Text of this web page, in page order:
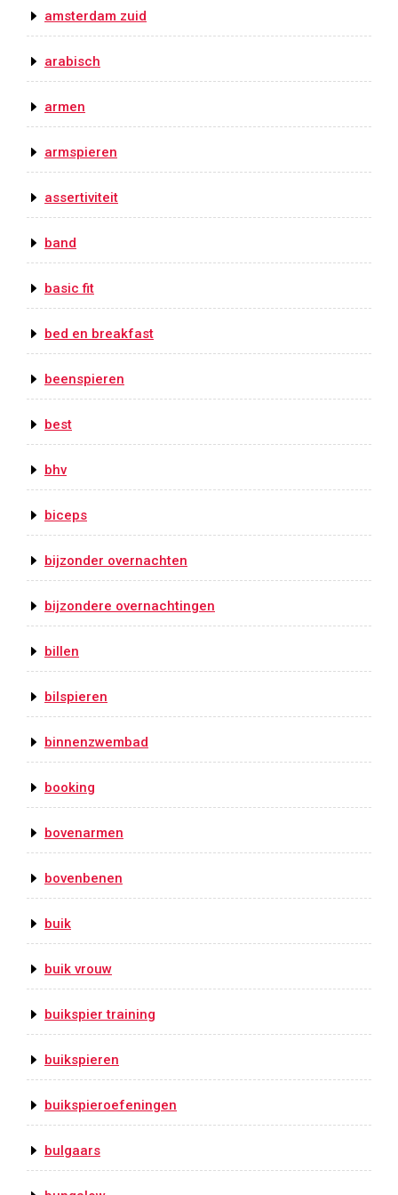
amsterdam zuid
arabisch
armen
armspieren
assertiviteit
band
basic fit
bed en breakfast
beenspieren
best
bhv
biceps
bijzonder overnachten
bijzondere overnachtingen
billen
bilspieren
binnenzwembad
booking
bovenarmen
bovenbenen
buik
buik vrouw
buikspier training
buikspieren
buikspieroefeningen
bulgaars